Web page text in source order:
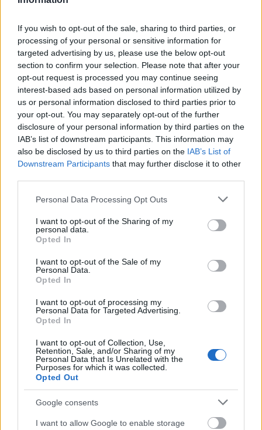
If you wish to opt-out of the sale, sharing to third parties, or
processing of your personal or sensitive information for
targeted advertising by us, please use the below opt-out
section to confirm your selection. Please note that after your
opt-out request is processed you may continue seeing
interest-based ads based on personal information utilized by
us or personal information disclosed to third parties prior to
your opt-out. You may separately opt-out of the further
disclosure of your personal information by third parties on the
IAB’s list of downstream participants. This information may
also be disclosed by us to third parties on the IAB’s List of
Downstream Participants that may further disclose it to other
Please note that this website/app uses one or more Google
not limited to your visit or usage behaviour. You may click to
grant or deny consent to Google and its third-party tags to
use your data for below specified purposes in below Google
consent section.
Personal Data Processing Opt Outs
I want to opt-out of the Sharing of my
personal data.
Opted In
I want to opt-out of the Sale of my
Personal Data.
Opted In
I want to opt-out of processing my
Personal Data for Targeted Advertising.
Opted In
I want to opt-out of Collection, Use,
Retention, Sale, and/or Sharing of my
Personal Data that Is Unrelated with the
Purposes for which it was collected.
Opted Out
Google consents
I want to allow Google to enable storage
Το σημείο συνάντησης των
επαγγελματιών της Φιλοξενίας
πόλος έλξης για κάθε επαγγελματία του Τουρισμού
και της Μαζικής Εστίασης, καταρρίπτοντας κάθε
ρεκόρ ποσοτικής και ποιοτικής επισκεψιμότητας και
αποδεικνύοντας ότι δεν αποτελεί απλώς τη
μεγαλύτερη έκθεση στην Ελλάδα, αλλά σύμφωνα